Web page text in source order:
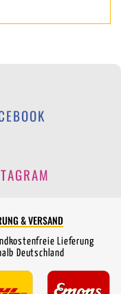
& VERSAND
Lieferung
Deutschland